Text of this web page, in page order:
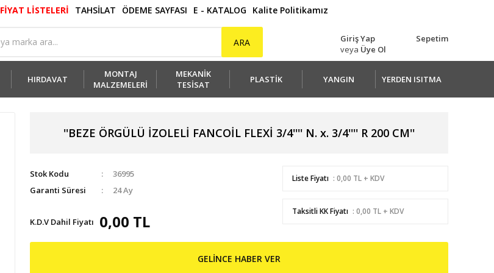
FİYAT LİSTELERİ TAHSİLAT ÖDEME SAYFASI E - KATALOG Kalite Politikamız
ARA
Giriş Yap
veya Üye Ol
Sepetim
HIRDAVAT
MONTAJ
MALZEMELERİ
MEKANİK
TESİSAT
PLASTİK YANGIN YERDEN ISITMA
''BEZE ÖRGÜLÜ İZOLELİ FANCOİL FLEXİ 3/4'''' N. x. 3/4'''' R 200 CM''
Stok Kodu
36995
Garanti Süresi
24 Ay
K.D.V Dahil Fiyatı 0,00 TL
Liste Fiyatı : 0,00 TL + KDV
Taksitli KK Fiyatı : 0,00 TL + KDV
GELİNCE HABER VER